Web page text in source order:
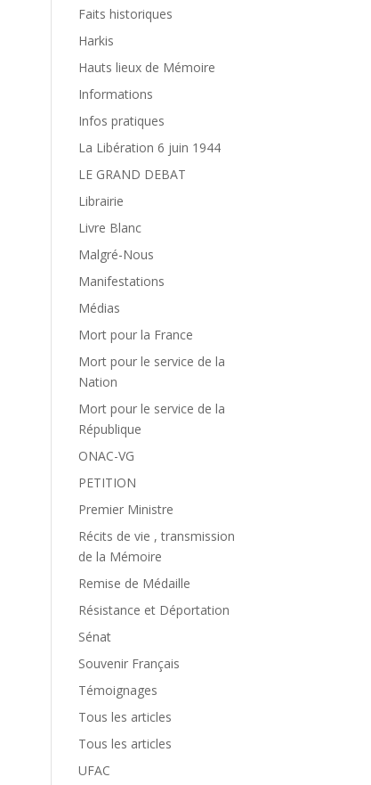
Faits historiques
Harkis
Hauts lieux de Mémoire
Informations
Infos pratiques
La Libération 6 juin 1944
LE GRAND DEBAT
Librairie
Livre Blanc
Malgré-Nous
Manifestations
Médias
Mort pour la France
Mort pour le service de la
Nation
Mort pour le service de la
République
ONAC-VG
PETITION
Premier Ministre
Récits de vie , transmission
de la Mémoire
Remise de Médaille
Résistance et Déportation
Sénat
Souvenir Français
Témoignages
Tous les articles
Tous les articles
UFAC